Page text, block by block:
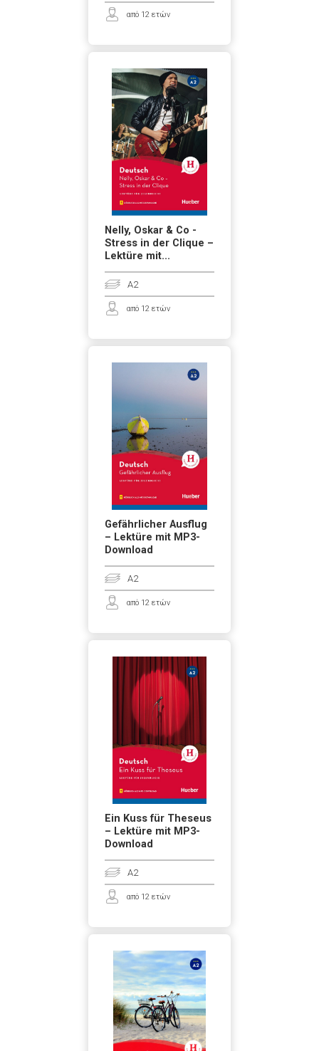
από 12 ετών
Nelly, Oskar & Co -
Stress in der Clique –
Lektüre mit...
A2
από 12 ετών
Gefährlicher Ausflug
– Lektüre mit MP3-
Download
A2
από 12 ετών
Ein Kuss für Theseus
– Lektüre mit MP3-
Download
A2
από 12 ετών